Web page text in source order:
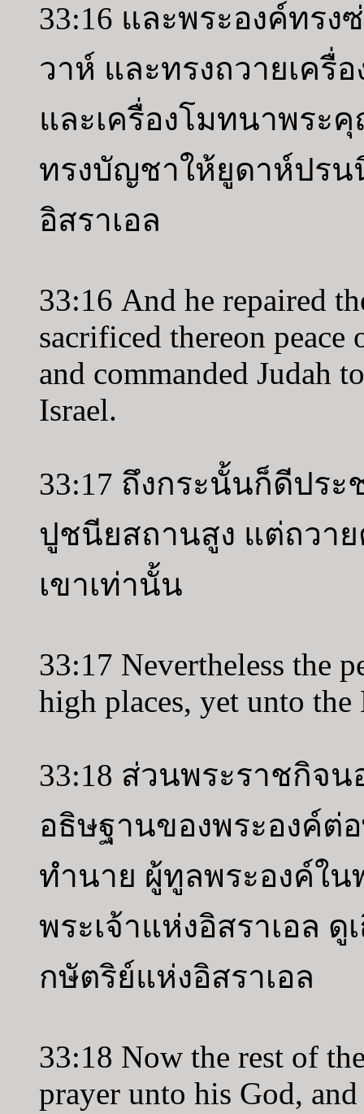
33:16 และพระองค์ทร
วาห์ และทรงถวายเครื่
และเครื่องโมทนาพร
ทรงบัญชาให้ยูดาห์ปรน
อิสราเอล
33:16 And he repaired
sacrificed thereon
and commanded Judah
Israel.
33:17 ถึงกระนั้นก็ดีปร
ปูชนียสถานสูง แต่ถวาย
เขาเท่านั้น
33:17 Nevertheless the
high places, yet unto
33:18 ส่วนพระราชกิจ
อธิษฐานของพระองค์ต่
ทำนาย ผู้ทูลพระองค์ใน
พระเจ้าแห่งอิสราเอล
กษัตริย์แห่งอิสราเอล
33:18 Now the rest of
prayer unto his God,